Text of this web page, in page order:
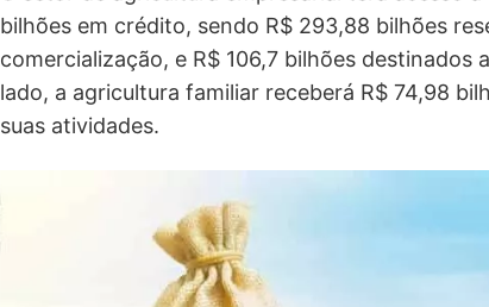
bilhões em crédito, sendo R$ 293,88 bilhões
comercialização, e R$ 106,7 bilhões destinados
lado, a agricultura familiar receberá R$ 74,98
suas atividades.